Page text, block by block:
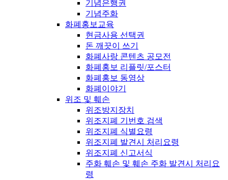
기념은행권
기념주화
화폐홍보교육
현금사용 선택권
돈 깨끗이 쓰기
화폐사랑 콘텐츠 공모전
화폐홍보 리플릿/포스터
화폐홍보 동영상
화폐이야기
위조 및 훼손
위조방지장치
위조지폐 기번호 검색
위조지폐 식별요령
위조지폐 발견시 처리요령
위조지폐 신고서식
주화 훼손 및 훼손 주화 발견시 처리요
령